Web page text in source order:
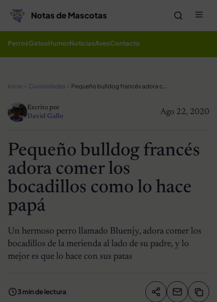
Notas de Mascotas
PerrosGatosHumorNoticiasAvesContacto
Inicio Curiosidades Pequeño bulldog francés adora comer los bocadillos como lo hace papá
Ago 22, 2020
Escrito por
David Gallo
Pequeño bulldog francés
adora comer los
bocadillos como lo hace
papá
Un hermoso perro llamado Bluenjy, adora comer los
bocadillos de la merienda al lado de su padre, y lo
mejor es que lo hace con sus patas
3 min de lectura Compartir